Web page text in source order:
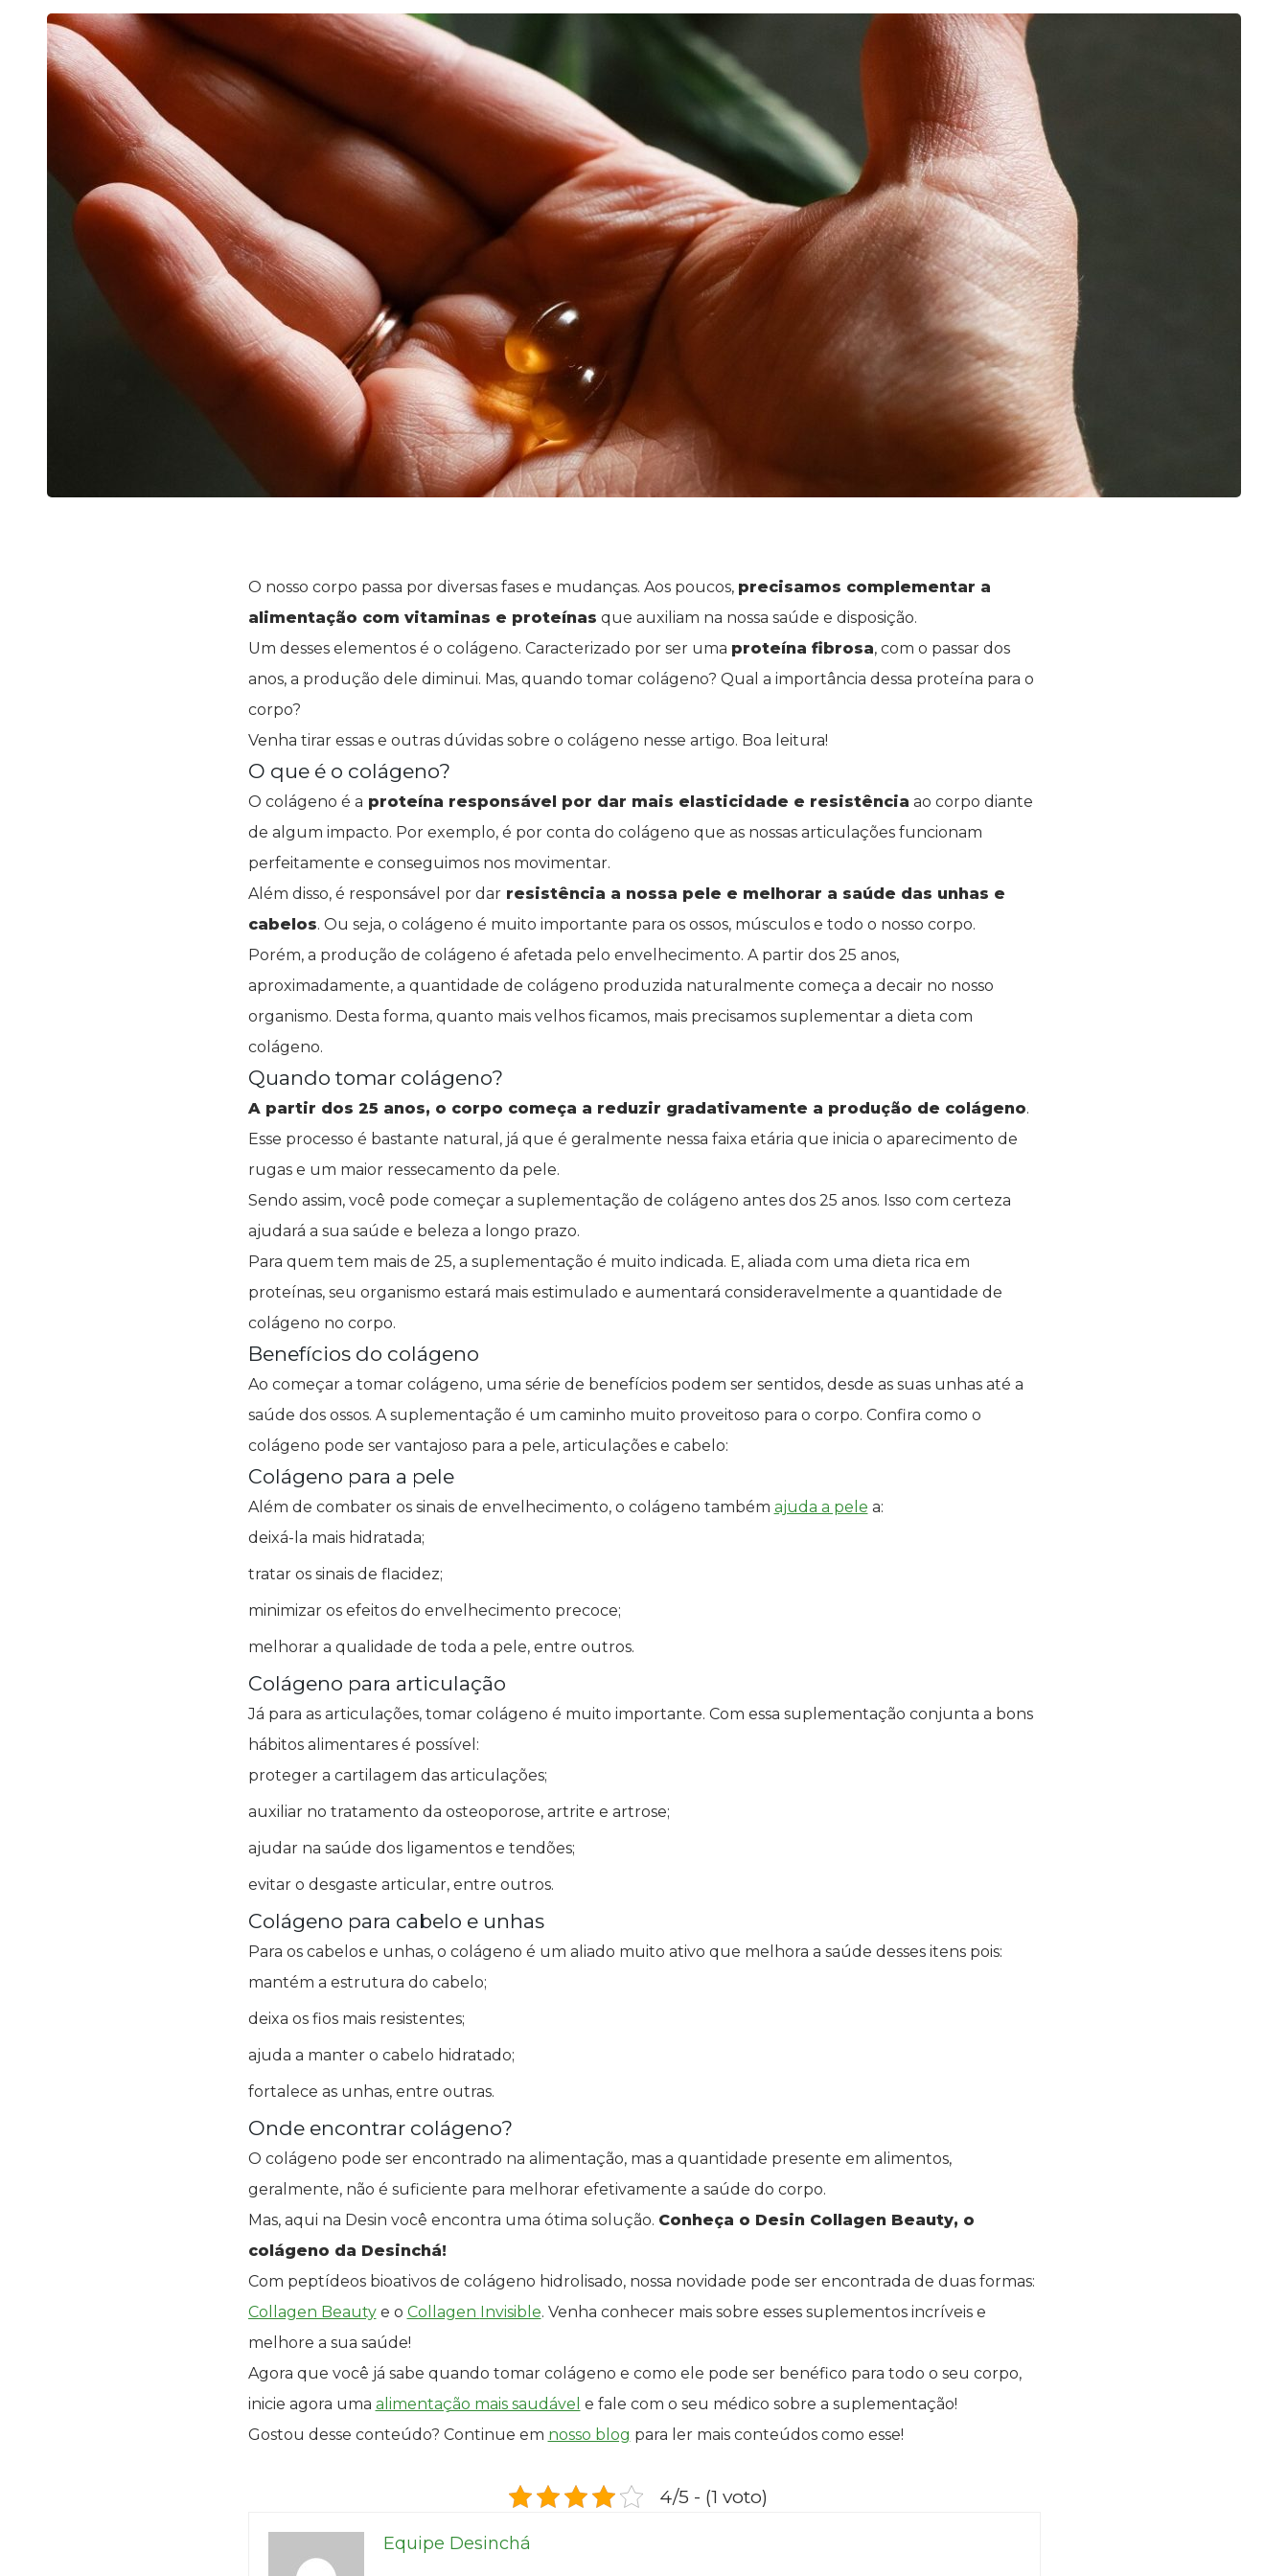
O nosso corpo passa por diversas fases e mudanças. Aos poucos, precisamos complementar a
alimentação com vitaminas e proteínas que auxiliam na nossa saúde e disposição.
Um desses elementos é o colágeno. Caracterizado por ser uma proteína fibrosa, com o passar dos
anos, a produção dele diminui. Mas, quando tomar colágeno? Qual a importância dessa proteína para o
corpo?
Venha tirar essas e outras dúvidas sobre o colágeno nesse artigo. Boa leitura!
O que é o colágeno?
O colágeno é a proteína responsável por dar mais elasticidade e resistência ao corpo diante
de algum impacto. Por exemplo, é por conta do colágeno que as nossas articulações funcionam
perfeitamente e conseguimos nos movimentar.
Além disso, é responsável por darresistência a nossa pele e melhorar a saúde das unhas e
cabelos. Ou seja, o colágeno é muito importante para os ossos, músculos e todo o nosso corpo.
Porém, a produção de colágeno é afetada pelo envelhecimento. A partir dos 25 anos,
aproximadamente, a quantidade de colágeno produzida naturalmente começa a decair no nosso
organismo. Desta forma, quanto mais velhos ficamos, mais precisamos suplementar a dieta com
colágeno.
Quando tomar colágeno?
A partir dos 25 anos, o corpo começa a reduzir gradativamente a produção de colágeno.
Esse processo é bastante natural, já que é geralmente nessa faixa etária que inicia o aparecimento de
rugas e um maior ressecamento da pele.
Sendo assim, você pode começar a suplementação de colágeno antes dos 25 anos. Isso com certeza
ajudará a sua saúde e beleza a longo prazo.
Para quem tem mais de 25, a suplementação é muito indicada. E, aliada com uma dieta rica em
proteínas, seu organismo estará mais estimulado e aumentará consideravelmente a quantidade de
colágeno no corpo.
Benefícios do colágeno
Ao começar a tomar colágeno, uma série de benefícios podem ser sentidos, desde as suas unhas até a
saúde dos ossos. A suplementação é um caminho muito proveitoso para o corpo. Confira como o
colágeno pode ser vantajoso para a pele, articulações e cabelo:
Colágeno para a pele
Além de combater os sinais de envelhecimento, o colágeno também ajuda a pele a:
deixá-la mais hidratada;
tratar os sinais de flacidez;
minimizar os efeitos do envelhecimento precoce;
melhorar a qualidade de toda a pele, entre outros.
Colágeno para articulação
Já para as articulações, tomar colágeno é muito importante. Com essa suplementação conjunta a bons
hábitos alimentares é possível:
proteger a cartilagem das articulações;
auxiliar no tratamento da osteoporose, artrite e artrose;
ajudar na saúde dos ligamentos e tendões;
evitar o desgaste articular, entre outros.
Colágeno para cabelo e unhas
Para os cabelos e unhas, o colágeno é um aliado muito ativo que melhora a saúde desses itens pois:
mantém a estrutura do cabelo;
deixa os fios mais resistentes;
ajuda a manter o cabelo hidratado;
fortalece as unhas, entre outras.
Onde encontrar colágeno?
O colágeno pode ser encontrado na alimentação, mas a quantidade presente em alimentos,
geralmente, não é suficiente para melhorar efetivamente a saúde do corpo.
Mas, aqui na Desin você encontra uma ótima solução. Conheça o Desin Collagen Beauty, o
colágeno da Desinchá!
Com peptídeos bioativos de colágeno hidrolisado, nossa novidade pode ser encontrada de duas formas:
Collagen Beautye o Collagen Invisible. Venha conhecer mais sobre esses suplementos incríveis e
melhore a sua saúde!
Agora que você já sabe quando tomar colágeno e como ele pode ser benéfico para todo o seu corpo,
inicie agora uma alimentação mais saudável e fale com o seu médico sobre a suplementação!
Gostou desse conteúdo? Continue em nosso blog para ler mais conteúdos como esse!
4/5 - (1 voto)
Equipe Desinchá